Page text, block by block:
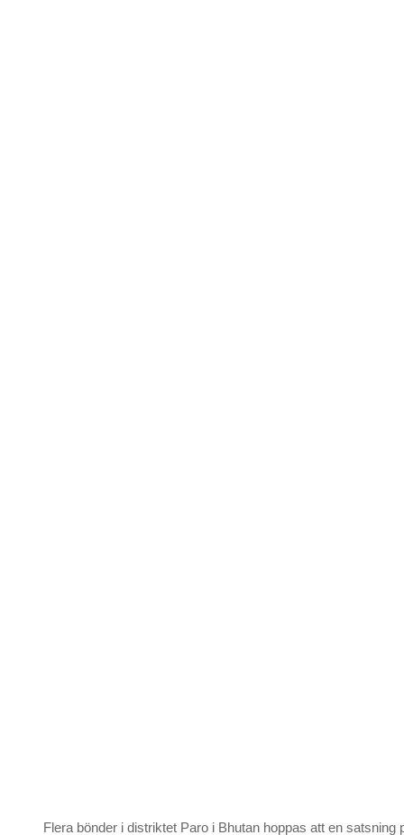
Flera bönder i distriktet Paro i Bhutan hoppas att en